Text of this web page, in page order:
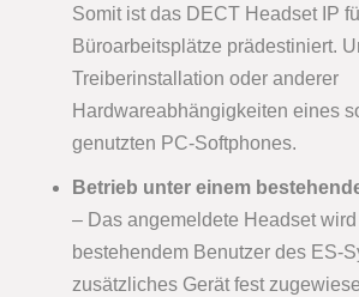
Somit ist das DECT Headset IP
Büroarbeitsplätze prädestiniert.
Treiberinstallation oder anderer
Hardwareabhängigkeiten eines
genutzten PC-Softphones.
Betrieb unter einem
– Das angemeldete Headset
bestehendem Benutzer des ES-
zusätzliches Gerät fest